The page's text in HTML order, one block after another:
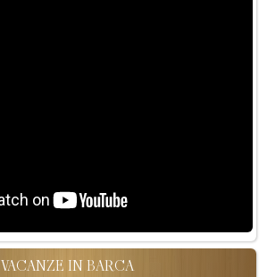
VACANZE IN BARCA